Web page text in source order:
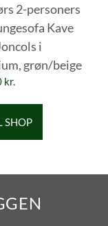
2-personers
Kave
i
grøn/beige
kr.
SHOP